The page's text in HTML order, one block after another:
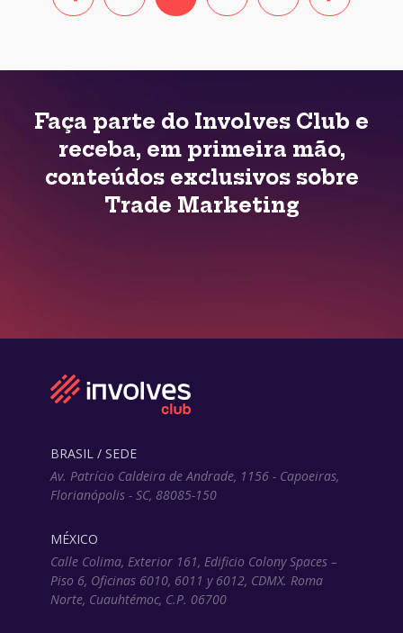
Faça parte do Involves Club e
receba, em primeira mão,
conteúdos exclusivos sobre
Trade Marketing
BRASIL / SEDE
Av. Patrício Caldeira de Andrade, 1156 - Capoeiras,
Florianópolis - SC, 88085-150
MÉXICO
Calle Colima, Exterior 161, Edificio Colony Spaces –
Piso 6, Oficinas 6010, 6011 y 6012, CDMX. Roma
Norte, Cuauhtémoc, C.P. 06700